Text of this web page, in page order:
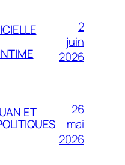
2
juin
2026
ET
26
mai
2026